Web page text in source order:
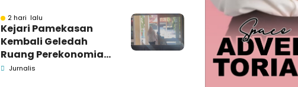
2 hari lalu
Kejari Pamekasan
Kembali Geledah
Ruang Perekonomian,
Pidsus: Tunggu Saja!
Jurnalis